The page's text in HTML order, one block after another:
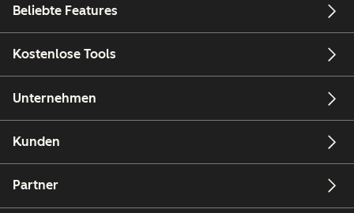
Beliebte Features
Kostenlose Tools
Unternehmen
Kunden
Partner